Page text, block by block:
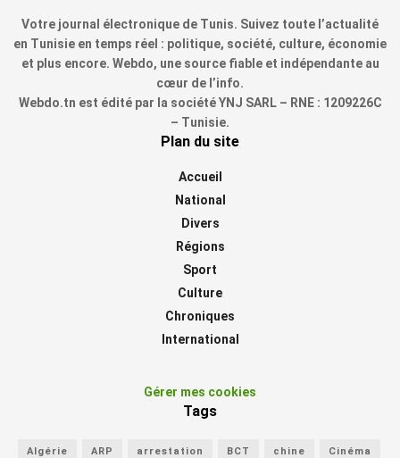
Votre journal électronique de Tunis. Suivez toute l’actualité
en Tunisie en temps réel : politique, société, culture, économie
et plus encore. Webdo, une source fiable et indépendante au
cœur de l’info.
Webdo.tn est édité par la société YNJ SARL – RNE : 1209226C
– Tunisie.
Plan du site
Accueil
National
Divers
Régions
Sport
Culture
Chroniques
International
Gérer mes cookies
Tags
Algérie ARP arrestation BCT chine Cinéma